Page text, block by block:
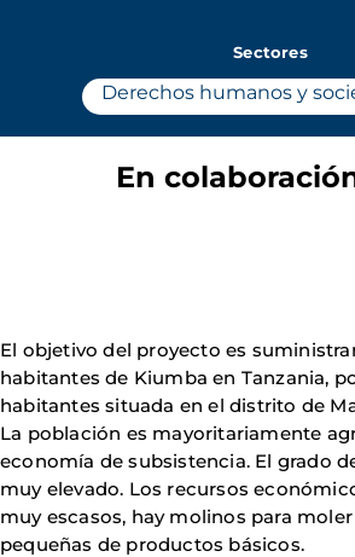
Sectores
Derechos humanos y
En
El objetivo del proyecto es
habitantes de Kiumba en Tanzania,
habitantes situada en el distrito de
La población es mayoritariamente
economía de subsistencia. El grado
muy elevado. Los recursos
muy escasos, hay molinos para
pequeñas de productos básicos.